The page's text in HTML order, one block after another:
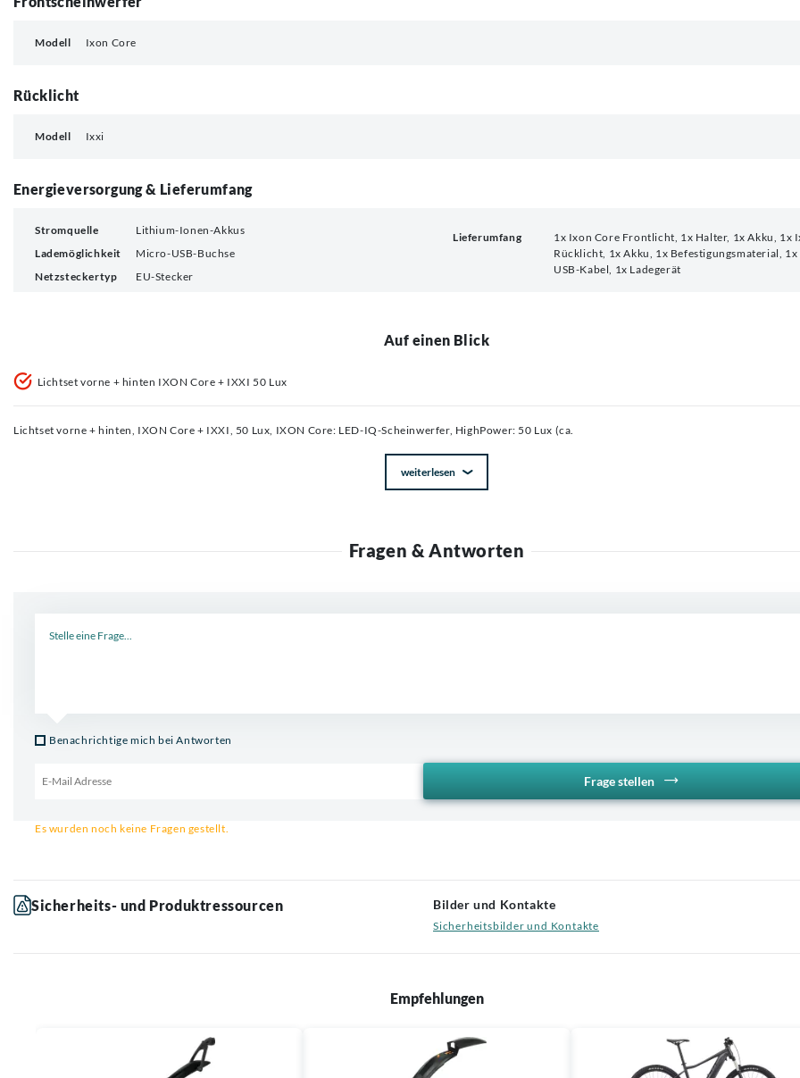
Modell Ixon Core
Rücklicht
Modell Ixxi
Energieversorgung & Lieferumfang
Stromquelle
Lithium-Ionen-Akkus
Lademöglichkeit
Micro-USB-Buchse
Netzsteckertyp
EU-Stecker
Lieferumfang
1x Ixon Core Frontlicht, 1x Halter, 1x Akku, 1x
Rücklicht, 1x Akku, 1x Befestigungsmaterial,
USB-Kabel, 1x Ladegerät
Auf einen Blick
Lichtset vorne + hinten IXON Core + IXXI 50 Lux
Lichtset vorne + hinten, IXON Core + IXXI, 50 Lux, IXON Core: LED-IQ-Scheinwerfer, HighPower: 50 Lux (ca.
weiterlesen
Fragen & Antworten
Benachrichtige mich bei Antworten
Frage stellen
Es wurden noch keine Fragen gestellt.
Sicherheits- und Produktressourcen Bilder und Kontakte
Sicherheitsbilder und Kontakte
Empfehlungen